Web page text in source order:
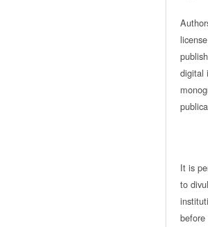
digital
It is
to
before